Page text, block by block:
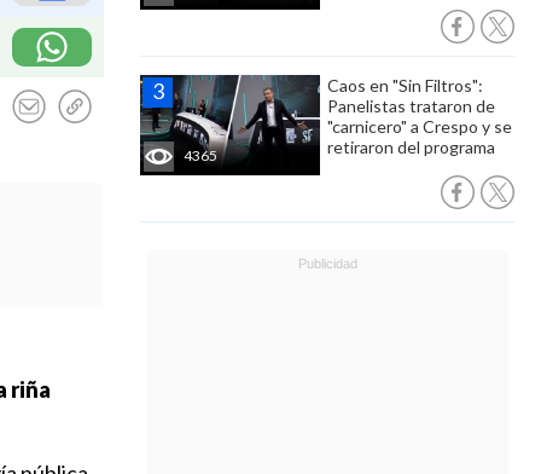
4365
Caos en "Sin Filtros":
Panelistas trataron de
"carnicero" a Crespo y se
retiraron del programa
riña